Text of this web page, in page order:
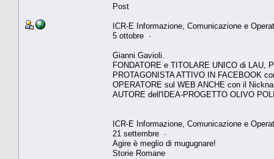
Post
ICR-E Informazione, Comunicazione e
5 ottobre ·
Gianni Gavioli.
FONDATORE e TITOLARE UNICO di LAU,
PROTAGONISTA ATTIVO IN FACEBOOK
OPERATORE sul WEB ANCHE con il
AUTORE dell'IDEA-PROGETTO OLIVO
ICR-E Informazione, Comunicazione e
21 settembre ·
Agire è meglio di mugugnare!
Storie Romane